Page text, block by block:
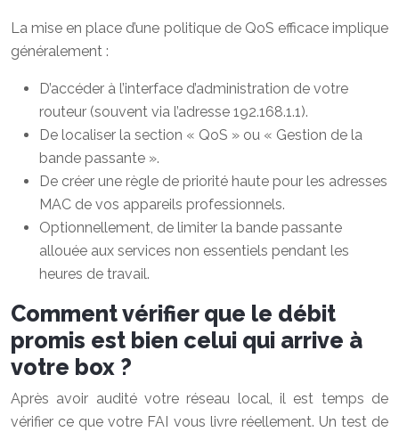
La mise en place d’une politique de QoS efficace implique
généralement :
D’accéder à l’interface d’administration de votre
routeur (souvent via l’adresse 192.168.1.1).
De localiser la section « QoS » ou « Gestion de la
bande passante ».
De créer une règle de priorité haute pour les adresses
MAC de vos appareils professionnels.
Optionnellement, de limiter la bande passante
allouée aux services non essentiels pendant les
heures de travail.
Comment vérifier que le débit
promis est bien celui qui arrive à
votre box ?
Après avoir audité votre réseau local, il est temps de
vérifier ce que votre FAI vous livre réellement. Un test de